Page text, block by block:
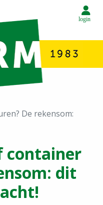
login
De rekensom:
container
dit